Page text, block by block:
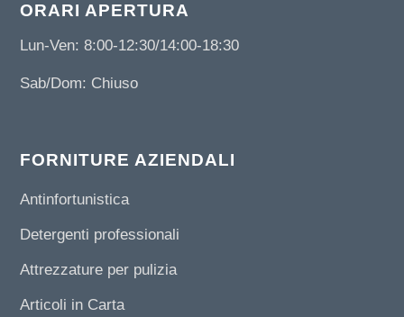
ORARI APERTURA
Lun-Ven: 8:00-12:30/14:00-18:30
Sab/Dom: Chiuso
FORNITURE AZIENDALI
Antinfortunistica
Detergenti professionali
Attrezzature per pulizia
Articoli in Carta